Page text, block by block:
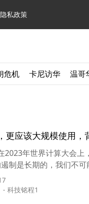
隐私政策
危机 卡尼访华 温哥
更应该大规模使用，
2023年世界计算大会上
制是长期的，我们不
- 科技铭程1